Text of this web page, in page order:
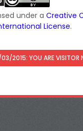
under a Creative
License.
2015: YOU ARE VISITOR